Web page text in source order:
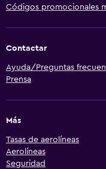
Códigos promocionales
Contactar
Ayuda/Preguntas
Prensa
Más
Tasas de aerolíneas
Aerolíneas
Seguridad